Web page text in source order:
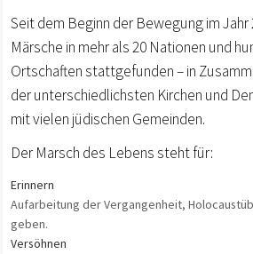
Seit dem Beginn der Bewegung im Jahr
Märsche in mehr als 20 Nationen und
Ortschaften stattgefunden – in
der unterschiedlichsten Kirchen und
mit vielen jüdischen Gemeinden.
Der Marsch des Lebens steht für:
Erinnern
Aufarbeitung der Vergangenheit,
geben.
Versöhnen